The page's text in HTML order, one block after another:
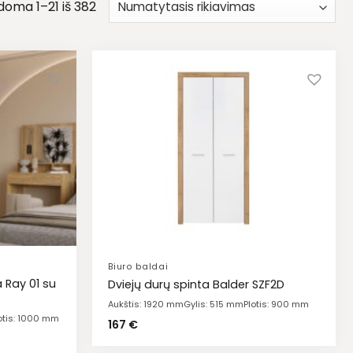
bei jaukumo.
1–21 iš 382
01 su
1000 mm
Biuro baldai
Dviejų durų spinta Balder SZF2D
Aukštis: 1920 mmGylis: 515 mmPlotis: 900 mm
167 €